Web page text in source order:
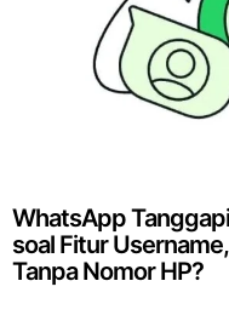
WhatsApp
soal Fitur
Tanpa Nomor HP?